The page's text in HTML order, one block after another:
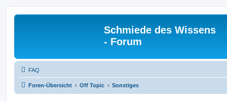
Schmiede des Wissens
- Forum
FAQ
Foren-Übersicht Off Topic Sonstiges